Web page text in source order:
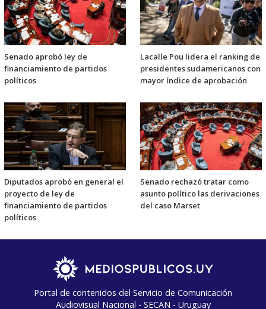
Senado aprobó ley de
financiamiento de partidos
políticos
Lacalle Pou lidera el ranking de
presidentes sudamericanos con
mayor índice de aprobación
Diputados aprobó en general el
proyecto de ley de
financiamiento de partidos
políticos
Senado rechazó tratar como
asunto político las derivaciones
del caso Marset
Portal de contenidos del Servicio de Comunicación
Audiovisual Nacional - SECAN - Uruguay